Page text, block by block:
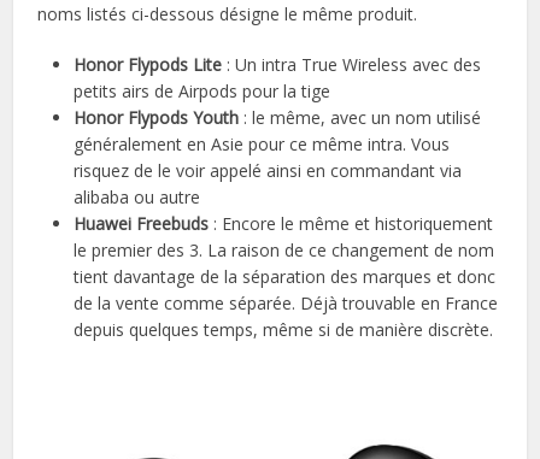
noms listés ci-dessous désigne le même produit.
Honor Flypods Lite : Un intra True Wireless avec des
petits airs de Airpods pour la tige
Honor Flypods Youth : le même, avec un nom utilisé
généralement en Asie pour ce même intra. Vous
risquez de le voir appelé ainsi en commandant via
alibaba ou autre
Huawei Freebuds : Encore le même et historiquement
le premier des 3. La raison de ce changement de nom
tient davantage de la séparation des marques et donc
de la vente comme séparée. Déjà trouvable en France
depuis quelques temps, même si de manière discrète.